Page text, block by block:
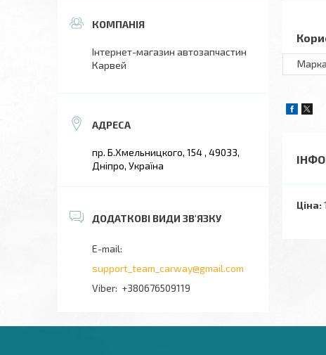
Марка
Ціна:
Інтернет-магазин автозапчастин
Карвей
пр. Б.Хмельницкого, 154 , 49033,
Дніпро, Україна
support_team_carway@gmail.com
+380676509119